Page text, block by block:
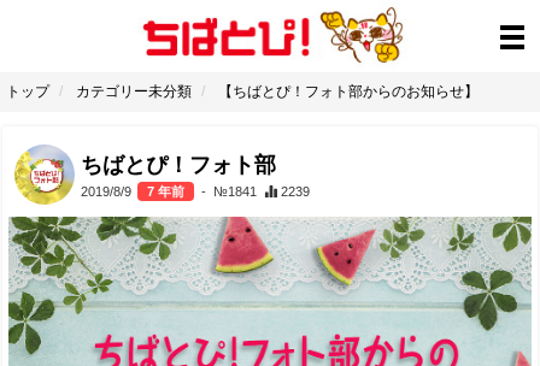
トップ カテゴリー未分類 【ちばとぴ！フォト部からのお知らせ】
ちばとぴ！フォト部
2019/8/9 7 年前 - №1841 2239